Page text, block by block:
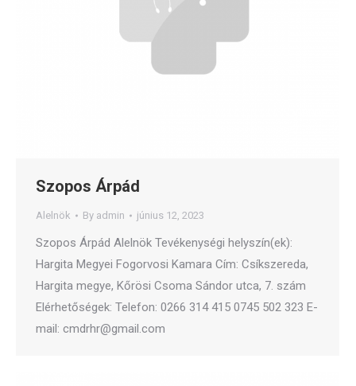
Szopos Árpád
Alelnök By admin június 12, 2023
Szopos Árpád Alelnök Tevékenységi helyszín(ek):
Hargita Megyei Fogorvosi Kamara Cím: Csíkszereda,
Hargita megye, Kőrösi Csoma Sándor utca, 7. szám
Elérhetőségek: Telefon: 0266 314 415 0745 502 323 E-
mail: cmdrhr@gmail.com